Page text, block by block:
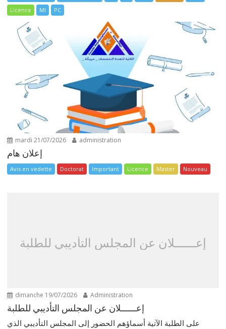
Licence
MI PC
mardi 21/07/2026 administration
إعلان هام
Avis en vedette Doctorat Important Licence Master Nouveau
إعــــــلان عن المجلس التأديبي للطلبة
dimanche 19/07/2026 Administration
إعــــــلان عن المجلس التأديبي للطلبة
على الطلبة الآتية أسماؤهم الحضور إلى المجلس التأديبي الذي